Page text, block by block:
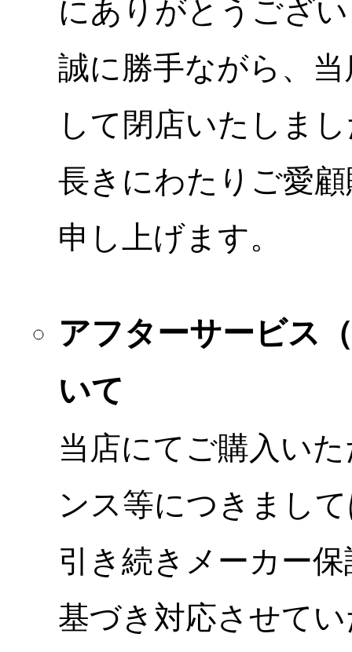
にありがとうござ
誠に勝手ながら、
して閉店いたしま
長きにわたりご愛
申し上げます。
アフターサービス
いて
当店にてご購入い
ンス等につきまし
引き続きメーカー
基づき対応させて